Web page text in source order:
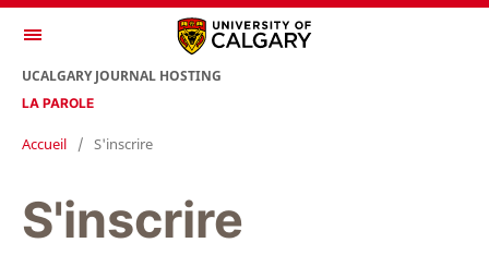
LA PAROLE
UCALGARY JOURNAL HOSTING
Accueil / S'inscrire
S'inscrire